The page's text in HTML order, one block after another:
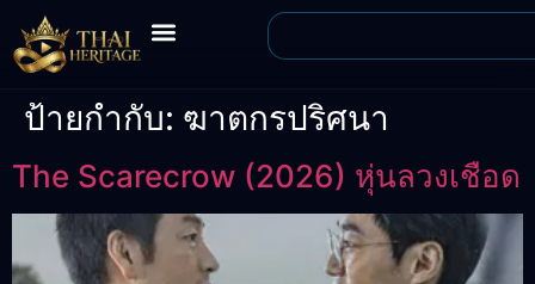
ป้ายกำกับ: ฆาตกรปริศนา
The Scarecrow (2026) หุ่นลวงเชือด